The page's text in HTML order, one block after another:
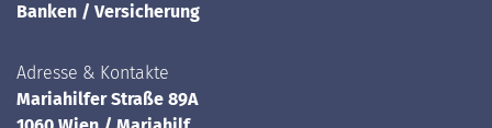
Banken / Versicherung
Adresse & Kontakte
Mariahilfer Straße 89A